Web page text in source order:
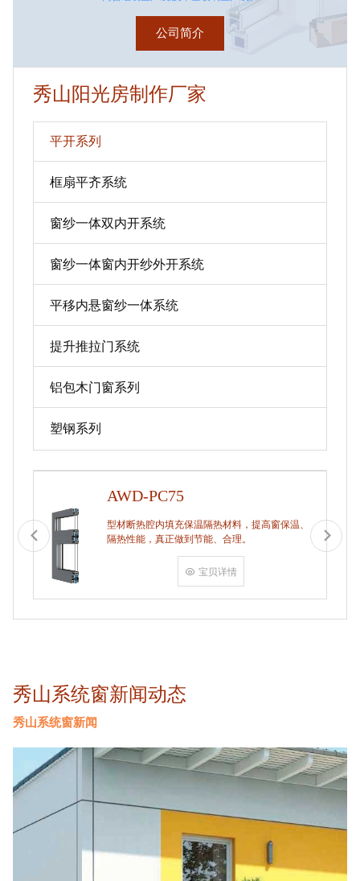
公司简介
秀山阳光房制作厂家
平开系列
框扇平齐系统
窗纱一体双内开系统
窗纱一体窗内开纱外开系统
平移内悬窗纱一体系统
提升推拉门系统
铝包木门窗系列
塑钢系列
AWD-PC75
型材断热腔内填充保温隔热材料，提高窗保温、
隔热性能，真正做到节能、合理。
宝贝详情
秀山系统窗新闻动态
秀山系统窗新闻